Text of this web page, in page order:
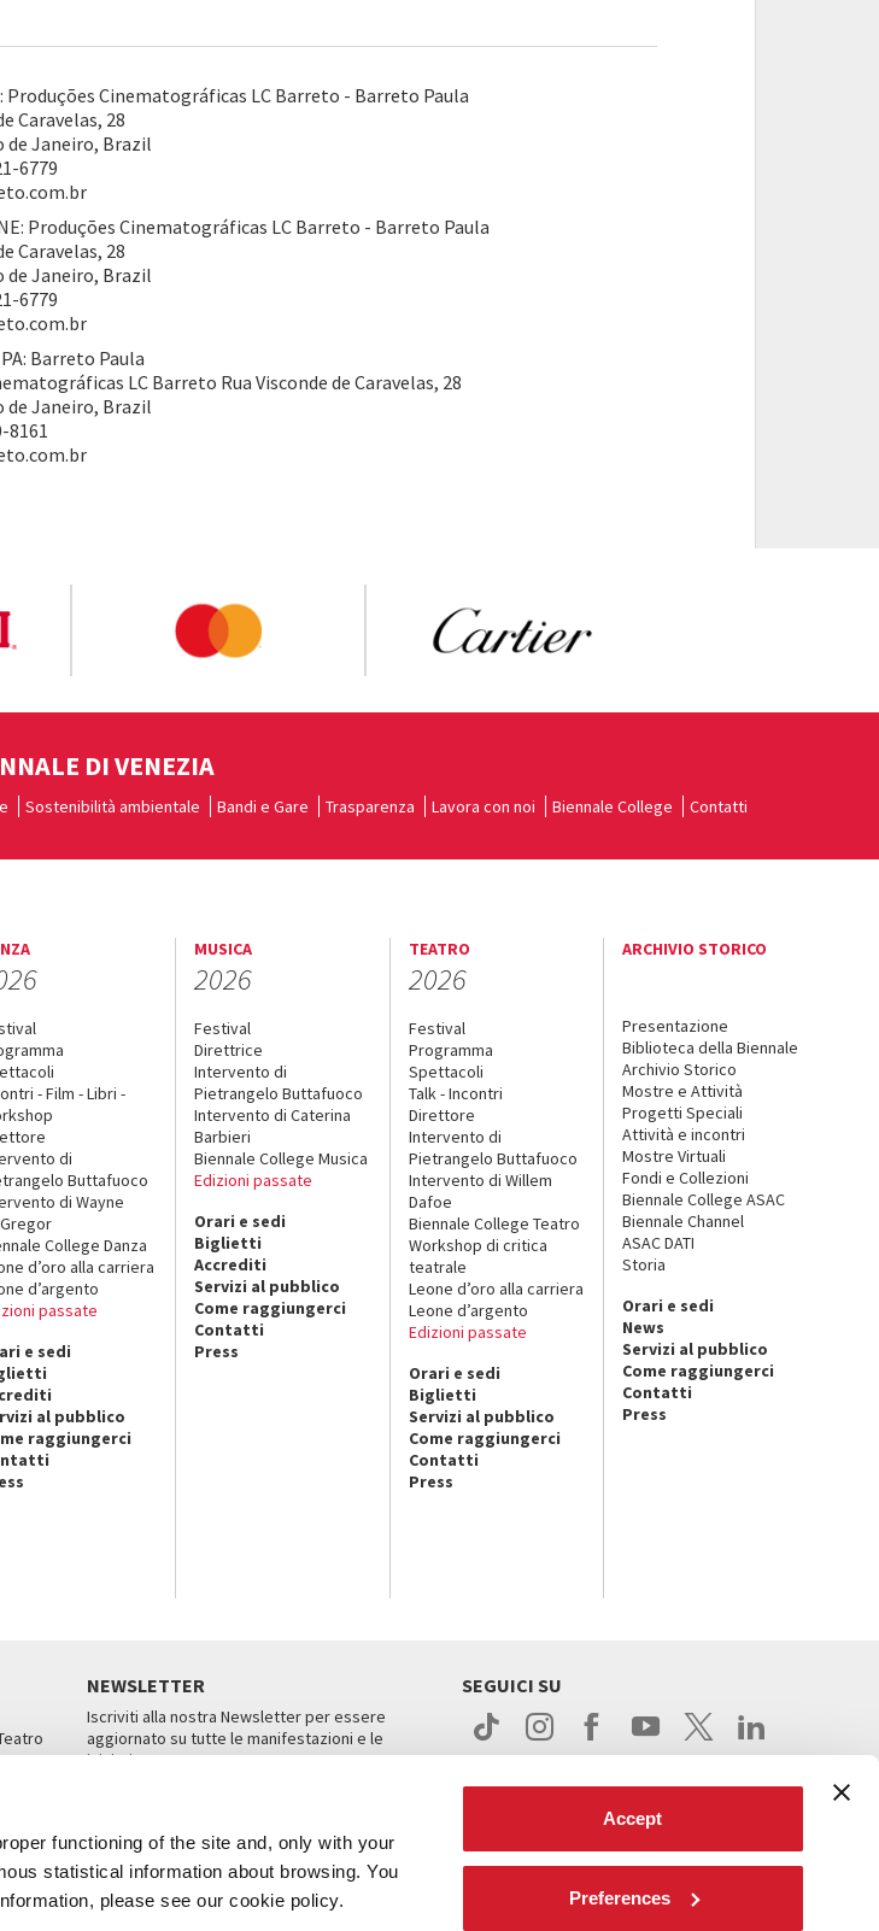
functioning of the site and, only with your
statistical information about browsing. You
please see our cookie policy.
Accept
Preferences
Produções Cinematográficas LC Barreto - Barreto Paula
Caravelas, 28
de Janeiro, Brazil
6779
Produções Cinematográficas LC Barreto - Barreto Paula
Caravelas, 28
de Janeiro, Brazil
6779
Barreto Paula
LC Barreto Rua Visconde de Caravelas, 28
de Janeiro, Brazil
8161
DI VENEZIA
Sostenibilità ambientale Bandi e Gare Trasparenza Lavora con noi Biennale College Contatti
- Film - Libri -
di
Buttafuoco
di Wayne
College Danza
d’oro alla carriera
d’argento
passate
e sedi
al pubblico
raggiungerci
MUSICA
2026
Festival
Direttrice
Intervento di
Pietrangelo Buttafuoco
Intervento di Caterina
Barbieri
Biennale College Musica
Edizioni passate
Orari e sedi
Biglietti
Accrediti
Servizi al pubblico
Come raggiungerci
Contatti
Press
TEATRO
2026
Festival
Programma
Spettacoli
Talk - Incontri
Direttore
Intervento di
Pietrangelo Buttafuoco
Intervento di Willem
Dafoe
Biennale College Teatro
Workshop di critica
teatrale
Leone d’oro alla carriera
Leone d’argento
Edizioni passate
Orari e sedi
Biglietti
Servizi al pubblico
Come raggiungerci
Contatti
Press
ARCHIVIO STORICO
Presentazione
Biblioteca della Biennale
Archivio Storico
Mostre e Attività
Progetti Speciali
Attività e incontri
Mostre Virtuali
Fondi e Collezioni
Biennale College ASAC
Biennale Channel
ASAC DATI
Storia
Orari e sedi
News
Servizi al pubblico
Come raggiungerci
Contatti
Press
NEWSLETTER
Iscriviti alla nostra Newsletter per essere
aggiornato su tutte le manifestazioni e le
iniziative.
SEGUICI SU